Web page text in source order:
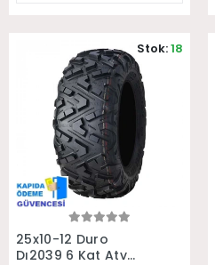
Sepete Ekle
25x10-12 Duro
Dı2039 6 Kat Atv
Stok:18